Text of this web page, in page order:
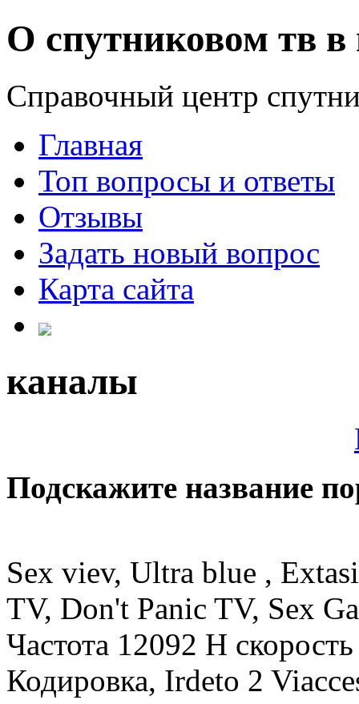
О спутниковом тв в
Справочный центр
Главная
Топ вопросы и ответы
Отзывы
Задать новый вопрос
Карта сайта
каналы
Подскажите название
Sex viev, Ultra blue ,
TV, Don't Panic TV, Sex
Частота 12092 H
Кодировка, Irdeto 2